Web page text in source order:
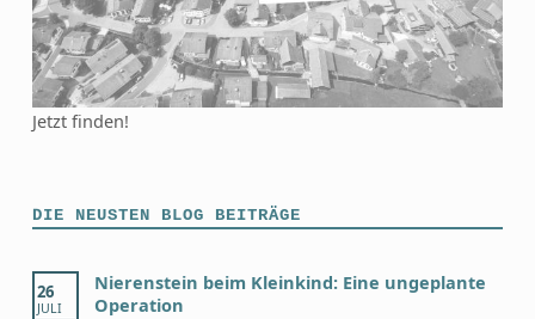
Jetzt finden!
DIE NEUSTEN BLOG BEITRÄGE
26
JULI
Nierenstein beim Kleinkind: Eine ungeplante
Operation